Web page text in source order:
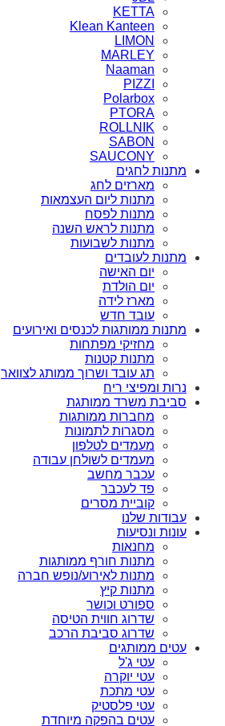
KETTA
Klean Kanteen
LIMON
MARLEY
Naaman
PIZZI
Polarbox
PTORA
ROLLNIK
SABON
SAUCONY
מתנות לחגים
מארזים לחג
מתנות ליום העצמאות
מתנות לפסח
מתנות לראש השנה
מתנות לשבועות
מתנות לעובדים
יום האישה
יום הולדת
מארז לידה
עובד חדש
מתנות ממותגות לכנסים ואירועים
מחזיקי מפתחות
מתנות קטנות
תג עובד ושרוך ממותג לצוואר
נרות ומפיצי ריח
סביבת משרד ממותגת
מחברות ממותגות
מסגרות לתמונות
מעמדים לטלפון
מעמדים לשולחן עבודה
עכבר מחשב
פד לעכבר
קוביית מסרים
עבודות שלנו
עונות ונסיעות
מחנאות
מתנות חורף ממותגות
מתנות לאירוע/נופש חברה
מתנות קיץ
ספורט וכושר
שדרוג חווית הטיסה
שדרוג סביבת הרכב
עטים ממותגים
עטי ג'ל
עטי יוקרה
עטי מתכת
עטי פלסטיק
עטים בהפקה מיוחדת